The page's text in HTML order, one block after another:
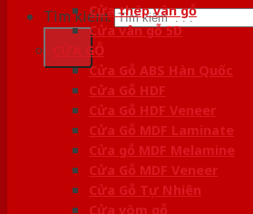
Tìm kiếm:Cửa thép vân gỗ
Cửa vân gỗ 5D
CỬA GỖ
Cửa Gỗ ABS Hàn Quốc
Cửa Gỗ HDF
Cửa Gỗ HDF Veneer
Cửa Gỗ MDF Laminate
Cửa gỗ MDF Melamine
Cửa Gỗ MDF Veneer
Cửa Gỗ Tự Nhiên
Cửa vòm gỗ